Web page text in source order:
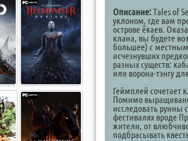
Описание:Tales of
уклоном, где вам
острове ёкаев.
клана, вы будете
большее) с
исчезнувших
разных существ:
или ворона-тэнгу
Геймплей сочетает
Помимо
исследовать руины
фестивалях вроде
жители, от
подбрасывать